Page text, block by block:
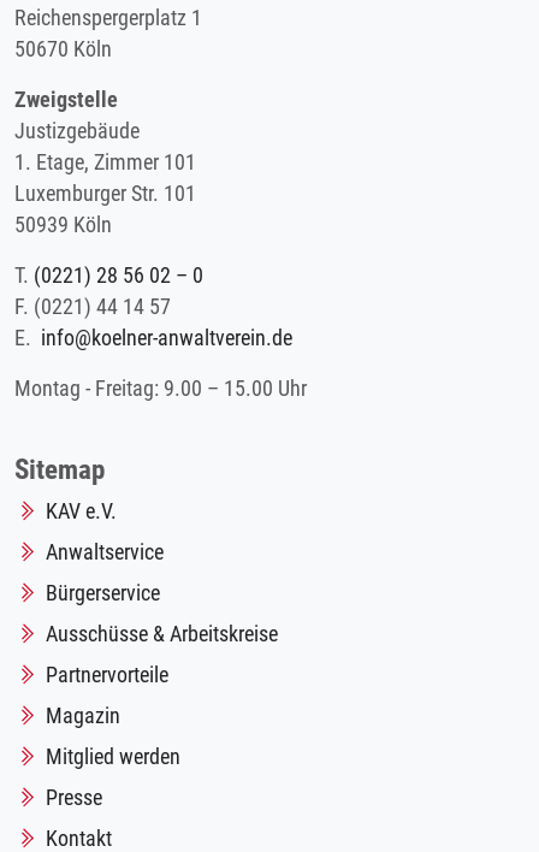
Reichenspergerplatz 1
50670 Köln
Zweigstelle
Justizgebäude
1. Etage, Zimmer 101
Luxemburger Str. 101
50939 Köln
T. (0221) 28 56 02 – 0
F. (0221) 44 14 57
E. info@koelner-anwaltverein.de
Montag - Freitag: 9.00 – 15.00 Uhr
Sitemap
KAV e.V.
Anwaltservice
Bürgerservice
Ausschüsse & Arbeitskreise
Partnervorteile
Magazin
Mitglied werden
Presse
Kontakt